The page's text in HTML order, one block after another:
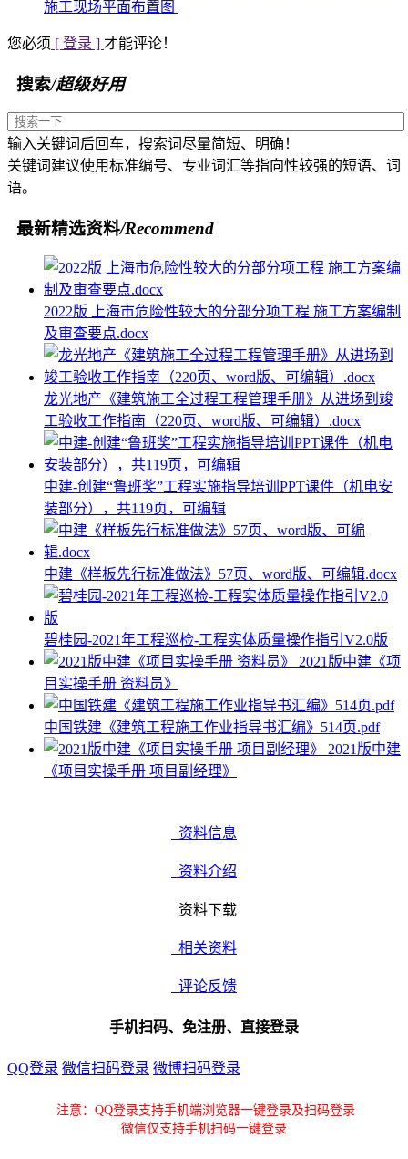
施工现场平面布置图
您必须 [ 登录 ] 才能评论！
搜索/超级好用
输入关键词后回车，搜索词尽量简短、明确！
关键词建议使用标准编号、专业词汇等指向性较强的短语、词
语。
最新精选资料/Recommend
2022版 上海市危险性较大的分部分项工程 施工方案编制
及审查要点.docx
龙光地产《建筑施工全过程工程管理手册》从进场到竣
工验收工作指南（220页、word版、可编辑）.docx
中建-创建“鲁班奖”工程实施指导培训PPT课件（机电安
装部分），共119页，可编辑
中建《样板先行标准做法》57页、word版、可编辑.docx
碧桂园-2021年工程巡检-工程实体质量操作指引V2.0版
2021版中建《项
目实操手册 资料员》
中国铁建《建筑工程施工作业指导书汇编》514页.pdf
2021版中建
《项目实操手册 项目副经理》
资料信息
资料介绍
资料下载
相关资料
评论反馈
手机扫码、免注册、直接登录
QQ登录 微信扫码登录 微博扫码登录
注意：QQ登录支持手机端浏览器一键登录及扫码登录
微信仅支持手机扫码一键登录